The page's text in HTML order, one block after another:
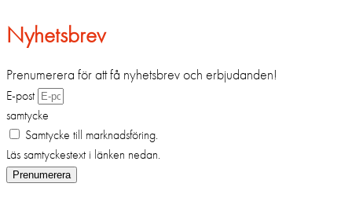
Nyhetsbrev
Prenumerera för att få nyhetsbrev och erbjudanden!
E-post
samtycke
Samtycke till marknadsföring.
Läs samtyckestext i länken nedan.
Prenumerera